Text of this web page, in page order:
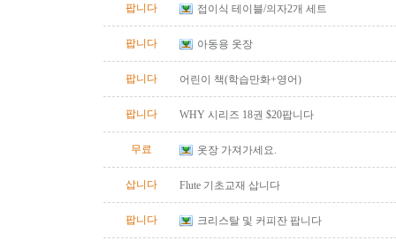
팝니다 접이식 테이블/의자2개 세트
팝니다 아동용 옷장
팝니다 어린이 책(학습만화+영어)
팝니다 WHY 시리즈 18권 $20팝니다
무료 옷장 가져가세요.
삽니다 Flute 기초교재 삽니다
팝니다 크리스탈 및 커피잔 팝니다